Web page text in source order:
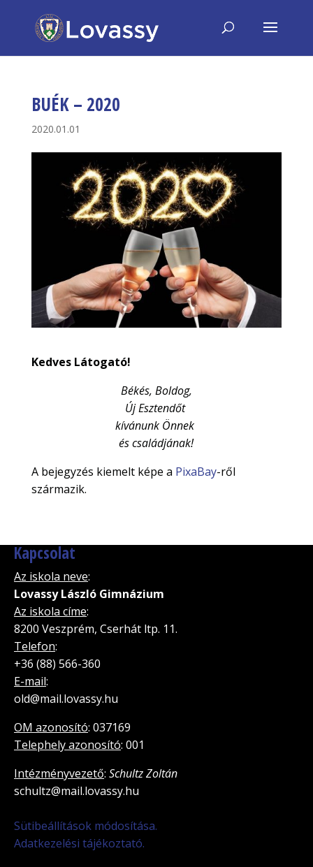
BUÉK – 2020
2020.01.01
Kedves Látogató!
Békés, Boldog,
Új Esztendőt
kívánunk Önnek
és családjának!
A bejegyzés kiemelt képe a PixaBay-ről
származik.
Kapcsolat
Az iskola neve:
Lovassy László Gimnázium
Az iskola címe:
8200 Veszprém, Cserhát ltp. 11.
Telefon:
+36 (88) 566-360
E-mail:
old@mail.lovassy.hu
OM azonosító: 037169
Telephely azonosító: 001
Intézményvezető: Schultz Zoltán
schultz@mail.lovassy.hu
Sütibeállítások módosítása.
Adatkezelési tájékoztató.